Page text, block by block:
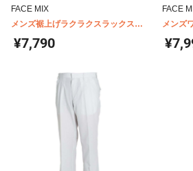
FACE MIX
メンズ裾上げラクラクスラックス
FP6027M
¥7,790
FACE
メンズ